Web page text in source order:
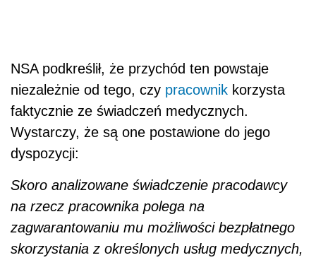
NSA podkreślił, że przychód ten powstaje
niezależnie od tego, czy pracownik korzysta
faktycznie ze świadczeń medycznych.
Wystarczy, że są one postawione do jego
dyspozycji:
Skoro analizowane świadczenie pracodawcy
na rzecz pracownika polega na
zagwarantowaniu mu możliwości bezpłatnego
skorzystania z określonych usług medycznych,